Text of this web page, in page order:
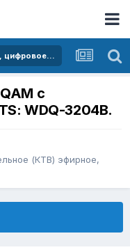
Телевидение: кабельное (КТВ) эфирное, цифровое (DVB), IPTV и OTT
с
WDQ-3204B.
(КТВ) эфирное,